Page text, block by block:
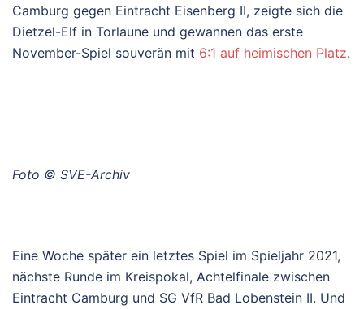
Camburg gegen Eintracht Eisenberg II, zeigte sich die
Dietzel-Elf in Torlaune und gewannen das erste
November-Spiel souverän mit 6:1 auf heimischen Platz.
Foto © SVE-Archiv
Eine Woche später ein letztes Spiel im Spieljahr 2021,
nächste Runde im Kreispokal, Achtelfinale zwischen
Eintracht Camburg und SG VfR Bad Lobenstein II. Und